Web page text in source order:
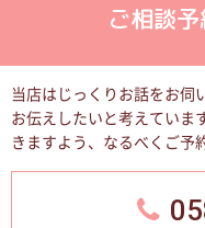
ご相談
当店はじっくりお話をお伺
お伝えしたいと考えていま
きますよう、なるべくご予